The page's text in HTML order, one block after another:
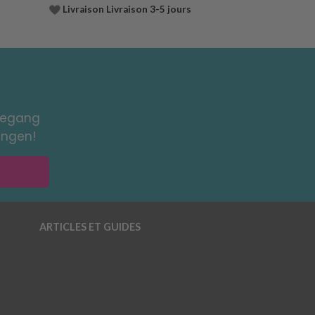
Livraison Livraison 3-5 jours
ARTICLES ET GUIDES